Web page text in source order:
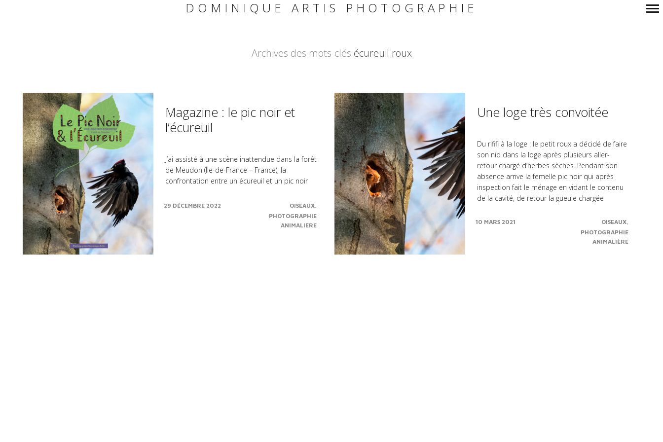
DOMINIQUE ARTIS PHOTOGRAPHIE
Archives des mots-clés écureuil roux
Magazine : le pic noir et
l’écureuil
J’ai assisté à une scène inattendue dans la forêt
de Meudon (Île-de-France – France), la
confrontation entre un écureuil et un pic noir
29 DÉCEMBRE 2022
OISEAUX
PHOTOGRAPHIE
ANIMALIÈRE
Une loge très convoitée
Du rififi à la loge : le petit roux a décidé de faire
son nid dans la loge après plusieurs aller-
retour chargé d’herbes sèches. Pendant son
absence arrive la femelle pic noir qui après
inspection fait le ménage en vidant le contenu
de la cavité, de retour la gueule chargée
blottit dans la loge, le pic noir contre attaque
mais un randonneur le fait partir ! La suite au
10 MARS 2021
OISEAUX
PHOTOGRAPHIE
ANIMALIÈRE